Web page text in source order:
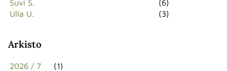
Suvi S.
(6)
Ulla U.
(3)
Arkisto
2026 / 7
(1)